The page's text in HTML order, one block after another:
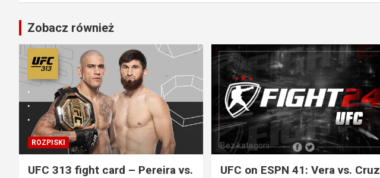
Zobacz również
ROZPISKI
UFC 313 fight card – Pereira vs.
Bez kategorii
UFC on ESPN 41: Vera vs. Cruz